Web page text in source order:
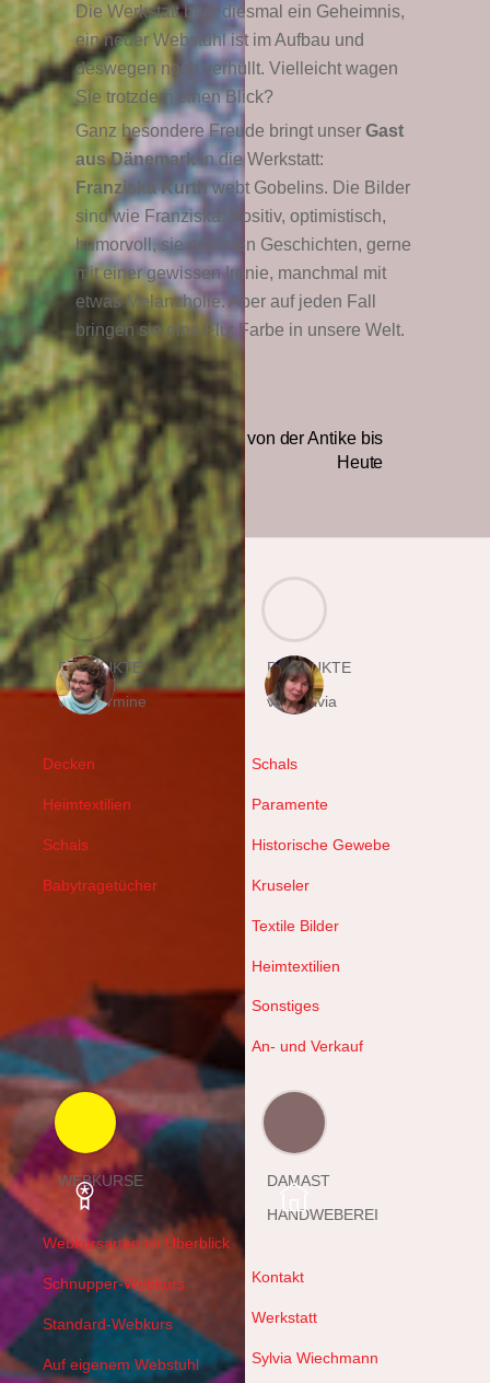
Die Werkstatt birgt diesmal ein Geheimnis,
ein neuer Webstuhl ist im Aufbau und
deswegen noch verhüllt. Vielleicht wagen
Sie trotzdem einen Blick?
Ganz besondere Freude bringt unser Gast
aus Dänemark in die Werkstatt:
Franziska Kurthwebt Gobelins. Die Bilder
sind wie Franziska: Positiv, optimistisch,
humorvoll, sie erzählen Geschichten, gerne
mit einer gewissen Ironie, manchmal mit
etwas Melancholie. Aber auf jeden Fall
bringen sie eine Flut Farbe in unsere Welt.
Portrait im Laden
Textile Techniken – von der Antike bis
Heute
PRODUKTE
von Hermine
Decken
Heimtextilien
Schals
Babytragetücher
PRODUKTE
von Sylvia
Schals
Paramente
Historische Gewebe
Kruseler
Textile Bilder
Heimtextilien
Sonstiges
An- und Verkauf
WEBKURSE
Webkursarten im Überblick
Schnupper-Webkurs
Standard-Webkurs
Auf eigenem Webstuhl
DAMAST
HANDWEBEREI
Kontakt
Werkstatt
Sylvia Wiechmann